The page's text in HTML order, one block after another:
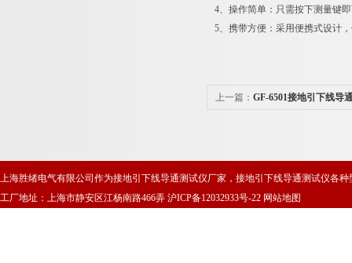
4、操作简单：只需按下测量键
5、携带方便：采用便携式设计
上一篇： GF-6501接地引下线导
上海胜绪电气有限公司作为接地引下线导通测试仪厂家，接地引下线导通测试仪各
工厂地址：上海市静安区江杨南路466弄 沪ICP备12032933号-22 网站地图